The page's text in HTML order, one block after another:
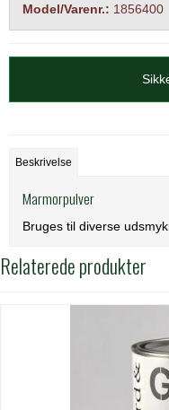
Model/Varenr.: 1856400
Beskrivelse
Marmorpulver
Bruges til diverse
Relaterede produkter